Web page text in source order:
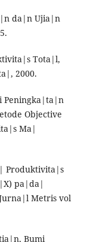
da|n Ujia|n
Tota|l,
2000.
Peningka|ta|n
Objective
Ma|
Produktivita|s
pa|da|
Metris vol
Bumi